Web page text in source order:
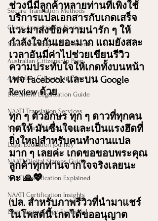
Secure Translation Methods
Client Appreciation Stories
Name Accuracy in Documents
Australian Citizenship Prep
Australian Citizenship Prep
Document Legalization Guide
NAATI Translation Services
NAATI Certification Guide
Legal Education Journey
NAATI Digital Stamps Guide
NAATI Certification Explained
NAATI Certification Insights
Legal Terminology Explained
ช่วงนี้มีลูกค้าหลายท่านที่เพิ่งใช้
บริการแปลเอกสารกับเกดเสร็จ
แวะมาส่งข้อความน่ารัก ๆ ให้
กำลังใจกันเยอะมาก แถมยังสละ
เวลาอันมีค่าไปช่วยเขียนรีวิว
ความประทับใจให้เกดทั้งบนหน้า
เพจ Facebook และบน Google
Review ด้วย
ทุก ๆ ตัวอักษร ทุก ๆ ดาวที่ทุกคน
กดให้ มันชื่นใจและเป็นแรงฮึดที่
ยิ่งใหญ่สำหรับคนทำงานแปล
มาก ๆ เลยค่ะ เกดขอขอบพระคุณ
ลูกค้าทุกท่านจากใจจริงเลยนะ
คะ 🙏💖
(ปล. สำหรับภาพรีวิวที่นำมาแชร์
ในโพสต์นี้ เกดได้ขออนุญาต